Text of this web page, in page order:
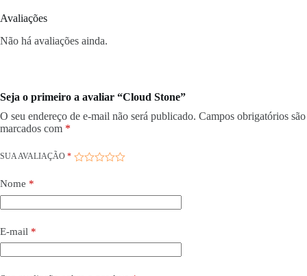
Avaliações
Não há avaliações ainda.
Seja o primeiro a avaliar “Cloud Stone”
O seu endereço de e-mail não será publicado. Campos obrigatórios são
marcados com *
SUA AVALIAÇÃO *
Nome *
E-mail *